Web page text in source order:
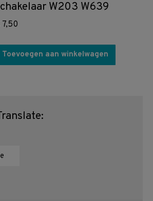
W203 W639
7,50
Toevoegen aan winkelwagen